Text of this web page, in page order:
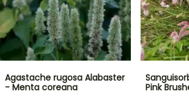
Agastache rugosa Alabaster
- Menta coreana
Pink